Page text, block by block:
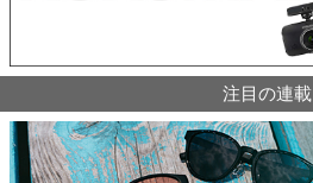
注目の連載